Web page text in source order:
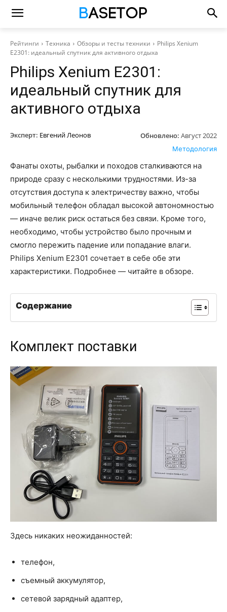
Рейтинги Техника Обзоры и тесты техники
Philips Xenium
E2301: идеальный спутник для активного отдыха
Philips Xenium E2301:
идеальный спутник для
активного отдыха
Эксперт: Евгений Леонов Обновлено: Август 2022
Методология
Фанаты охоты, рыбалки и походов сталкиваются на
природе сразу с несколькими трудностями. Из-за
отсутствия доступа к электричеству важно, чтобы
мобильный телефон обладал высокой автономностью
— иначе велик риск остаться без связи. Кроме того,
необходимо, чтобы устройство было прочным и
смогло пережить падение или попадание влаги.
Philips Xenium E2301 сочетает в себе обе эти
характеристики. Подробнее — читайте в обзоре.
Содержание
Комплект поставки
Здесь никаких неожиданностей:
телефон,
съемный аккумулятор,
сетевой зарядный адаптер,